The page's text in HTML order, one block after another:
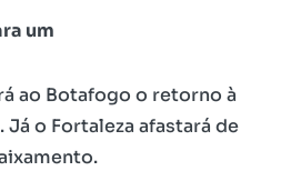
um
ao Botafogo o retorno à
o Fortaleza afastará de